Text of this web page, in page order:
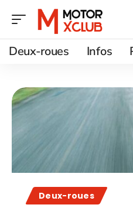
Deux-roues Infos
Deux-roues